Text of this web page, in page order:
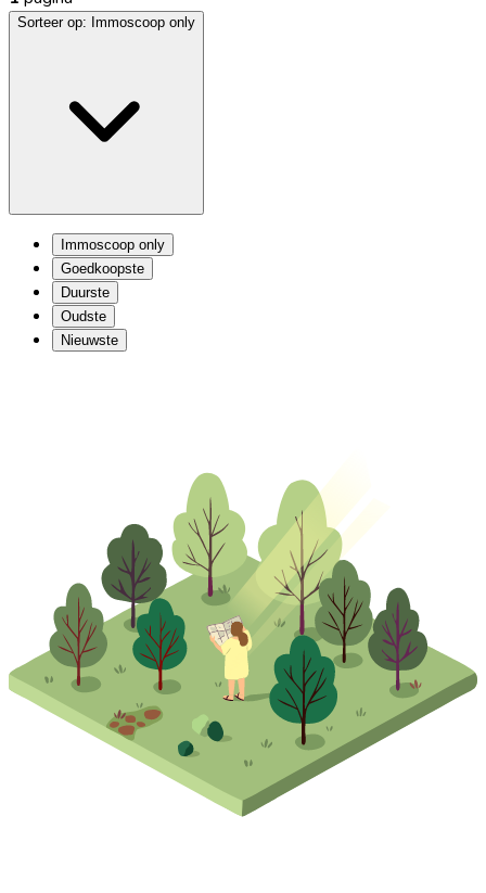
Sorteer op: Immoscoop only
Immoscoop only
Goedkoopste
Duurste
Oudste
Nieuwste